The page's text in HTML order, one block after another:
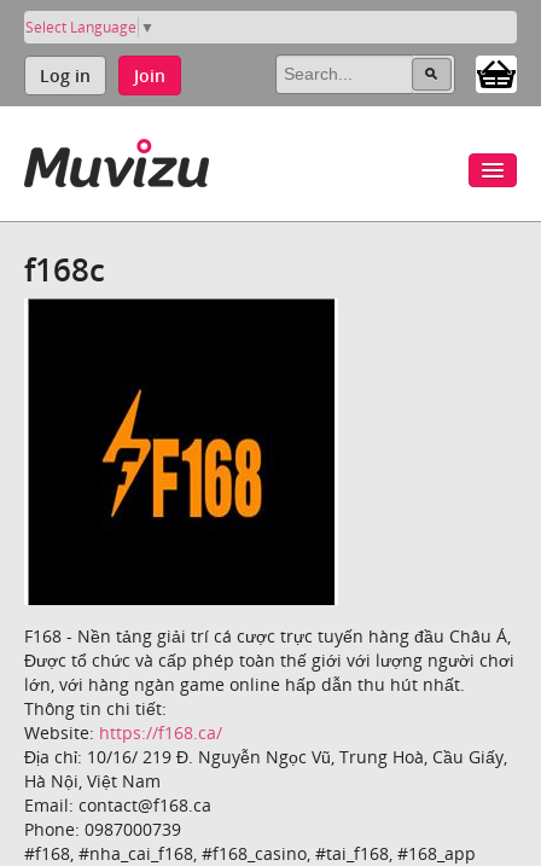
Select Language ▼
Log in Join
f168c
F168 - Nền tảng giải trí cá cược trực tuyến hàng đầu Châu Á,
Được tổ chức và cấp phép toàn thế giới với lượng người chơi
lớn, với hàng ngàn game online hấp dẫn thu hút nhất.
Thông tin chi tiết:
Website: https://f168.ca/
Địa chỉ: 10/16/ 219 Đ. Nguyễn Ngọc Vũ, Trung Hoà, Cầu Giấy,
Hà Nội, Việt Nam
Email: contact@f168.ca
Phone: 0987000739
#f168, #nha_cai_f168, #f168_casino, #tai_f168, #168_app